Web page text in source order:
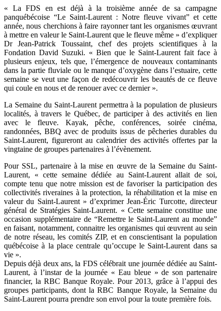
« La FDS en est déjà à la troisième année de sa campagne
panquébécoise “Le Saint-Laurent : Notre fleuve vivant” et cette
année, nous cherchions à faire rayonner tant les organismes œuvrant
à mettre en valeur le Saint-Laurent que le fleuve même » d’expliquer
Dr Jean-Patrick Toussaint, chef des projets scientifiques à la
Fondation David Suzuki. « Bien que le Saint-Laurent fait face à
plusieurs enjeux, tels que, l’émergence de nouveaux contaminants
dans la partie fluviale ou le manque d’oxygène dans l’estuaire, cette
semaine se veut une façon de redécouvrir les beautés de ce fleuve
qui coule en nous et de renouer avec ce dernier ».
La Semaine du Saint-Laurent permettra à la population de plusieurs
localités, à travers le Québec, de participer à des activités en lien
avec le fleuve. Kayak, pêche, conférences, soirée cinéma,
randonnées, BBQ avec de produits issus de pêcheries durables du
Saint-Laurent, figureront au calendrier des activités offertes par la
vingtaine de groupes partenaires à l’évènement.
Pour SSL, partenaire à la mise en œuvre de la Semaine du Saint-
Laurent, « cette semaine dédiée au Saint-Laurent allait de soi,
compte tenu que notre mission est de favoriser la participation des
collectivités riveraines à la protection, la réhabilitation et la mise en
valeur du Saint-Laurent » d’exprimer Jean-Éric Turcotte, directeur
général de Stratégies Saint-Laurent. « Cette semaine constitue une
occasion supplémentaire de “Remettre le Saint-Laurent au monde”
en faisant, notamment, connaitre les organismes qui œuvrent au sein
de notre réseau, les comités ZIP, et en conscientisant la population
québécoise à la place centrale qu’occupe le Saint-Laurent dans sa
vie ».
Depuis déjà deux ans, la FDS célébrait une journée dédiée au Saint-
Laurent, à l’instar de la journée « Eau bleue » de son partenaire
financier, la RBC Banque Royale. Pour 2013, grâce à l’appui des
groupes participants, dont la RBC Banque Royale, la Semaine du
Saint-Laurent pourra prendre son envol pour la toute première fois.